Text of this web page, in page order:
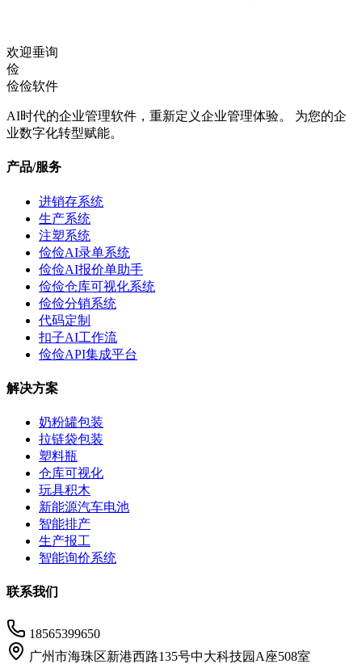
欢迎垂询
俭
俭俭软件
AI时代的企业管理软件，重新定义企业管理体验。 为您的企
业数字化转型赋能。
产品/服务
进销存系统
生产系统
注塑系统
俭俭AI录单系统
俭俭AI报价单助手
俭俭仓库可视化系统
俭俭分销系统
代码定制
扣子AI工作流
俭俭API集成平台
解决方案
奶粉罐包装
拉链袋包装
塑料瓶
仓库可视化
玩具积木
新能源汽车电池
智能排产
生产报工
智能询价系统
联系我们
18565399650
广州市海珠区新港西路135号中大科技园A座508室